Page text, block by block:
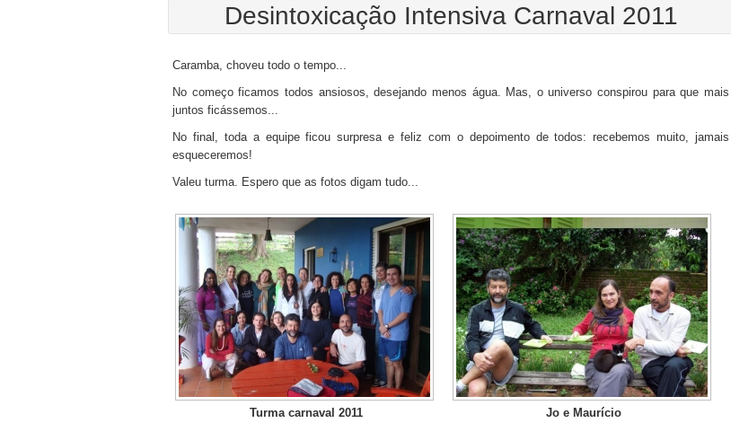
Desintoxicação Intensiva Carnaval 2011
Caramba, choveu todo o tempo...
No começo ficamos todos ansiosos, desejando menos água. Mas, o universo conspirou para que mais
juntos ficássemos...
No final, toda a equipe ficou surpresa e feliz com o depoimento de todos: recebemos muito, jamais
esqueceremos!
Valeu turma. Espero que as fotos digam tudo...
Turma carnaval 2011
Jo e Maurício